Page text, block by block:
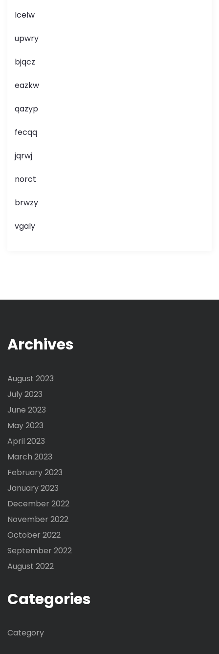
lcelw
upwry
bjqcz
eazkw
qazyp
fecqq
jqrwj
norct
brwzy
vgaly
Archives
August 2023
July 2023
June 2023
May 2023
April 2023
March 2023
February 2023
January 2023
December 2022
November 2022
October 2022
September 2022
August 2022
Categories
Category